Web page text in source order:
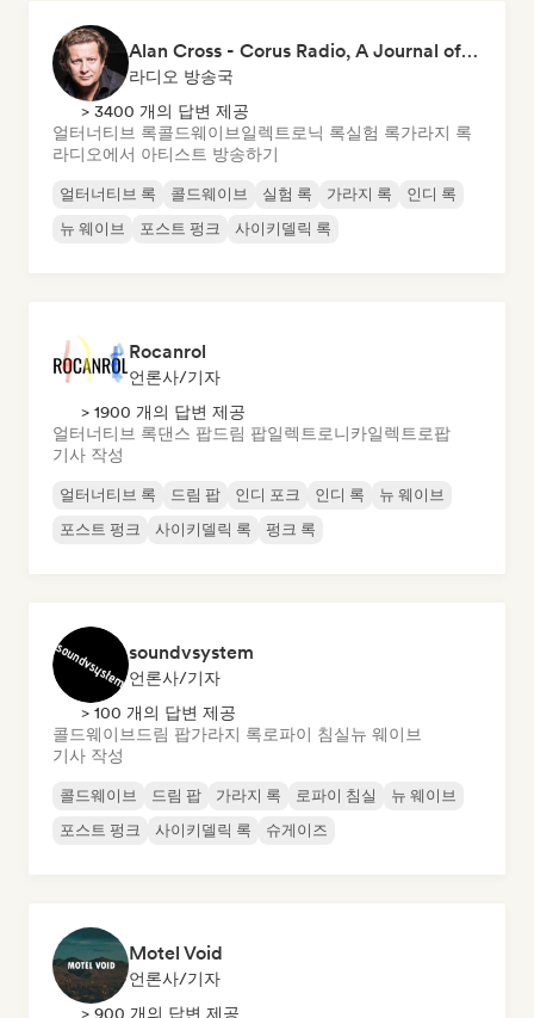
Alan Cross - Corus Radio, A Journal of Musical Things
라디오 방송국
> 3400 개의 답변 제공
얼터너티브 록콜드웨이브일렉트로닉 록실험 록가라지 록
라디오에서 아티스트 방송하기
얼터너티브 록 콜드웨이브 실험 록 가라지 록
인디 록
뉴 웨이브
포스트 펑크 사이키델릭 록
Rocanrol
언론사/기자
> 1900 개의 답변 제공
얼터너티브 록댄스 팝드림 팝일렉트로니카일렉트로팝
기사 작성
얼터너티브 록 드림 팝 인디 포크 인디 록
뉴 웨이브
포스트 펑크
사이키델릭 록 펑크 록
soundvsystem
언론사/기자
> 100 개의 답변 제공
콜드웨이브 드림 팝가라지 록로파이 침실뉴 웨이브
기사 작성
콜드웨이브 드림 팝 가라지 록 로파이 침실
뉴 웨이브
포스트 펑크
사이키델릭 록 슈게이즈
Motel Void
언론사/기자
> 900 개의 답변 제공